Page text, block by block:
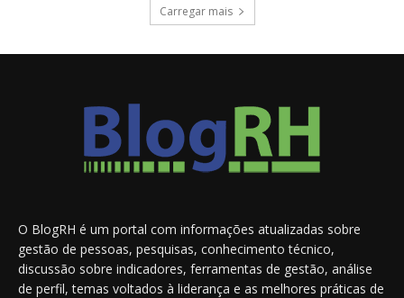
Carregar mais
O BlogRH é um portal com informações atualizadas sobre
gestão de pessoas, pesquisas, conhecimento técnico,
discussão sobre indicadores, ferramentas de gestão, análise
de perfil, temas voltados à liderança e as melhores práticas de